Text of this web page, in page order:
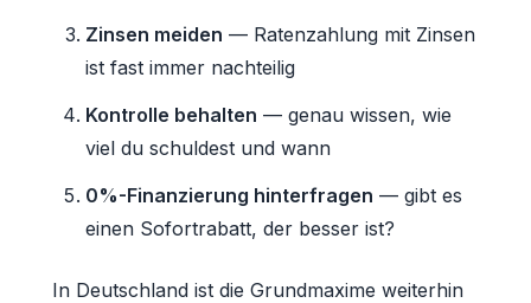
Zinsen meiden — Ratenzahlung mit Zinsen
ist fast immer nachteilig
Kontrolle behalten — genau wissen, wie
viel du schuldest und wann
0%-Finanzierung hinterfragen — gibt es
einen Sofortrabatt, der besser ist?
In Deutschland ist die Grundmaxime weiterhin